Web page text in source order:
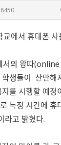
8450
교에서 휴대폰
서의 왕따
생들이 산만해
를 시행할 예정
특정 시간에 휴
라고 밝혔다.